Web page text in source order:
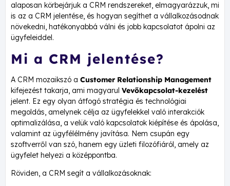
alaposan körbejárjuk a CRM rendszereket, elmagyarázzuk, mi
is az a CRM jelentése, és hogyan segíthet a vállalkozásodnak
növekedni, hatékonyabbá válni és jobb kapcsolatot ápolni az
ügyfeleiddel.
Mi a CRM jelentése?
A CRM mozaikszó a Customer Relationship Management
kifejezést takarja, ami magyarul Vevőkapcsolat-kezelést
jelent. Ez egy olyan átfogó stratégia és technológiai
megoldás, amelynek célja az ügyfelekkel való interakciók
optimalizálása, a velük való kapcsolatok kiépítése és ápolása,
valamint az ügyfélélmény javítása. Nem csupán egy
szoftverről van szó, hanem egy üzleti filozófiáról, amely az
ügyfelet helyezi a középpontba.
Röviden, a CRM segít a vállalkozásoknak: